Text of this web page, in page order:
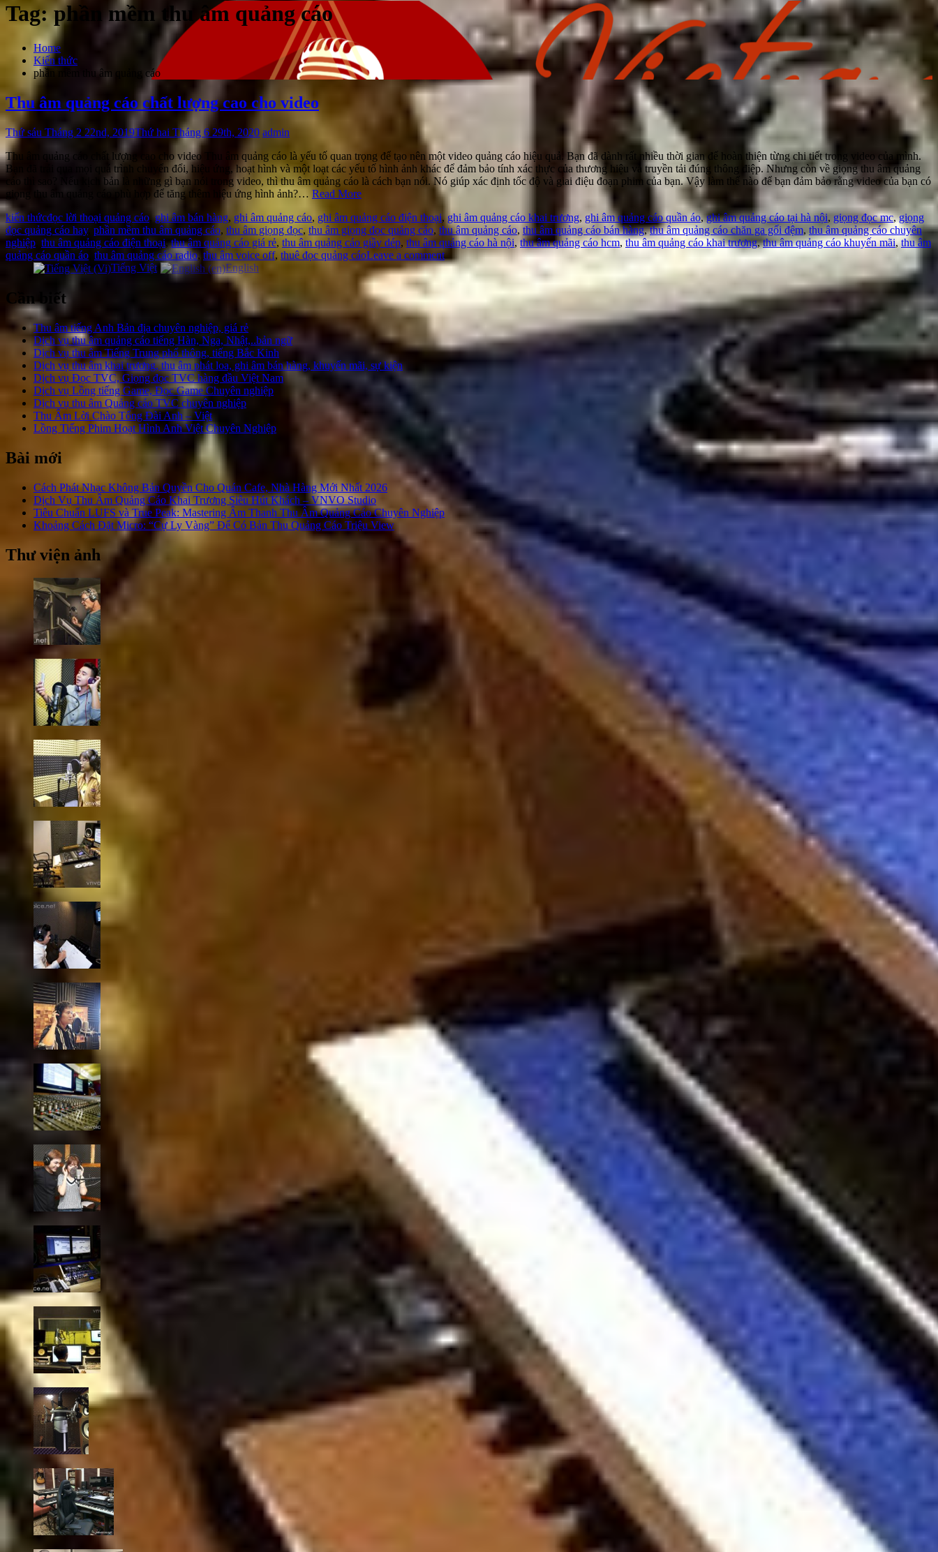
Tag:phần mềm thu âm quảng cáo
Home
Kiến thức
phần mềm thu âm quảng cáo
Thu âm quảng cáo chất lượng cao cho video
Thứ sáu Tháng 2 22nd, 2019Thứ hai Tháng 6 29th, 2020 admin
Thu âm quảng cáo chất lượng cao cho video Thu âm quảng cáo là yếu tố quan trọng để tạo nên một video quảng cáo hiệu quả. Bạn đã dành rất nhiều thời gian để hoàn thiện từng chi tiết trong video của mình.
Bạn đã trải qua mọi quá trình chuyển đổi, hiệu ứng, hoạt hình và một loạt các yếu tố hình ảnh khác để đảm bảo tính xác thực của thương hiệu và truyền tải đúng thông điệp. Nhưng còn về giọng thu âm quảng
cáo thì sao? Nếu kịch bản là những gì bạn nói trong video, thì thu âm quảng cáo là cách bạn nói. Nó giúp xác định tốc độ và giai điệu đoạn phim của bạn. Vậy làm thế nào để bạn đảm bảo rằng video của bạn có
giọng thu âm quảng cáo phù hợp để tăng thêm hiệu ứng hình ảnh?… Read More
kiến thứcđọc lời thoại quảng cáo,ghi âm bán hàng, ghi âm quảng cáo, ghi âm quảng cáo điện thoại, ghi âm quảng cáo khai trương, ghi âm quảng cáo quần áo,ghi âm quảng cáo tại hà nội, giọng đọc mc,giọng
đọc quảng cáo hay, phần mềm thu âm quảng cáo, thu âm giọng đọc, thu âm giọng đọc quảng cáo, thu âm quảng cáo, thu âm quảng cáo bán hàng,thu âm quảng cáo chăn ga gối đệm, thu âm quảng cáo chuyên
nghiệp thu âm quảng cáo điện thoại ,thu âm quảng cáo giá rẻ, thu âm quảng cáo giầy dép, thu âm quảng cáo hà nội, thu âm quảng cáo hcm,thu âm quảng cáo khai trương,thu âm quảng cáo khuyến mãi,thu âm
quảng cáo quần áo thu âm quảng cáo radio, thu âm voice off, thuê đọc quảng cáoLeave a comment
Tiếng Việt
English
Cần biết
Thu âm tiếng Anh Bản địa chuyên nghiệp, giá rẻ
Dịch vụ thu âm quảng cáo tiếng Hàn, Nga, Nhật,..bản ngữ
Dịch vụ thu âm Tiếng Trung phổ thông, tiếng Bắc Kinh
Dịch vụ thu âm khai trương, thu âm phát loa, ghi âm bán hàng, khuyến mãi, sự kiện
Dịch vụ Đọc TVC, Giọng đọc TVC hàng đầu Việt Nam
Dịch vụ Lồng tiếng Game, Đọc Game Chuyên nghiệp
Dịch vụ thu âm Quảng cáo TVC chuyên nghiệp
Thu Âm Lời Chào Tổng Đài Anh – Việt
Lồng Tiếng Phim Hoạt Hình Anh Việt Chuyên Nghiệp
Bài mới
Cách Phát Nhạc Không Bản Quyền Cho Quán Cafe, Nhà Hàng Mới Nhất 2026
Dịch Vụ Thu Âm Quảng Cáo Khai Trương Siêu Hút Khách – VNVO Studio
Tiêu Chuẩn LUFS và True Peak: Mastering Âm Thanh Thu Âm Quảng Cáo Chuyên Nghiệp
Khoảng Cách Đặt Micro: “Cự Ly Vàng” Để Có Bản Thu Quảng Cáo Triệu View
Thư viện ảnh